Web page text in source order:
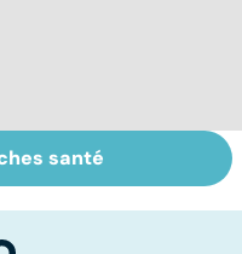
:
santé
santé